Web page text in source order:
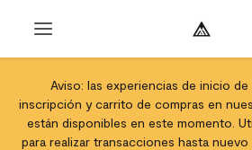
Aviso: las experiencias de inicio
inscripción y carrito de compras en
están disponibles en este momento.
para realizar transacciones hasta